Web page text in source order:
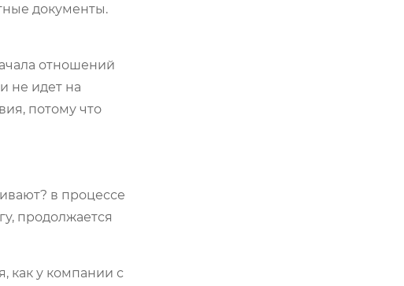
документы.
отношений
не идет на
потому что
в процессе
продолжается
как у компании с